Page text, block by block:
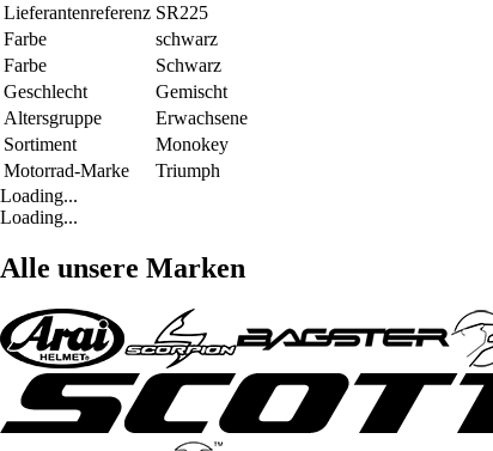
Lieferantenreferenz SR225
Farbe
schwarz
Farbe
Schwarz
Geschlecht
Gemischt
Altersgruppe
Erwachsene
Sortiment
Monokey
Motorrad-Marke
Triumph
Loading...
Loading...
Alle unsere Marken